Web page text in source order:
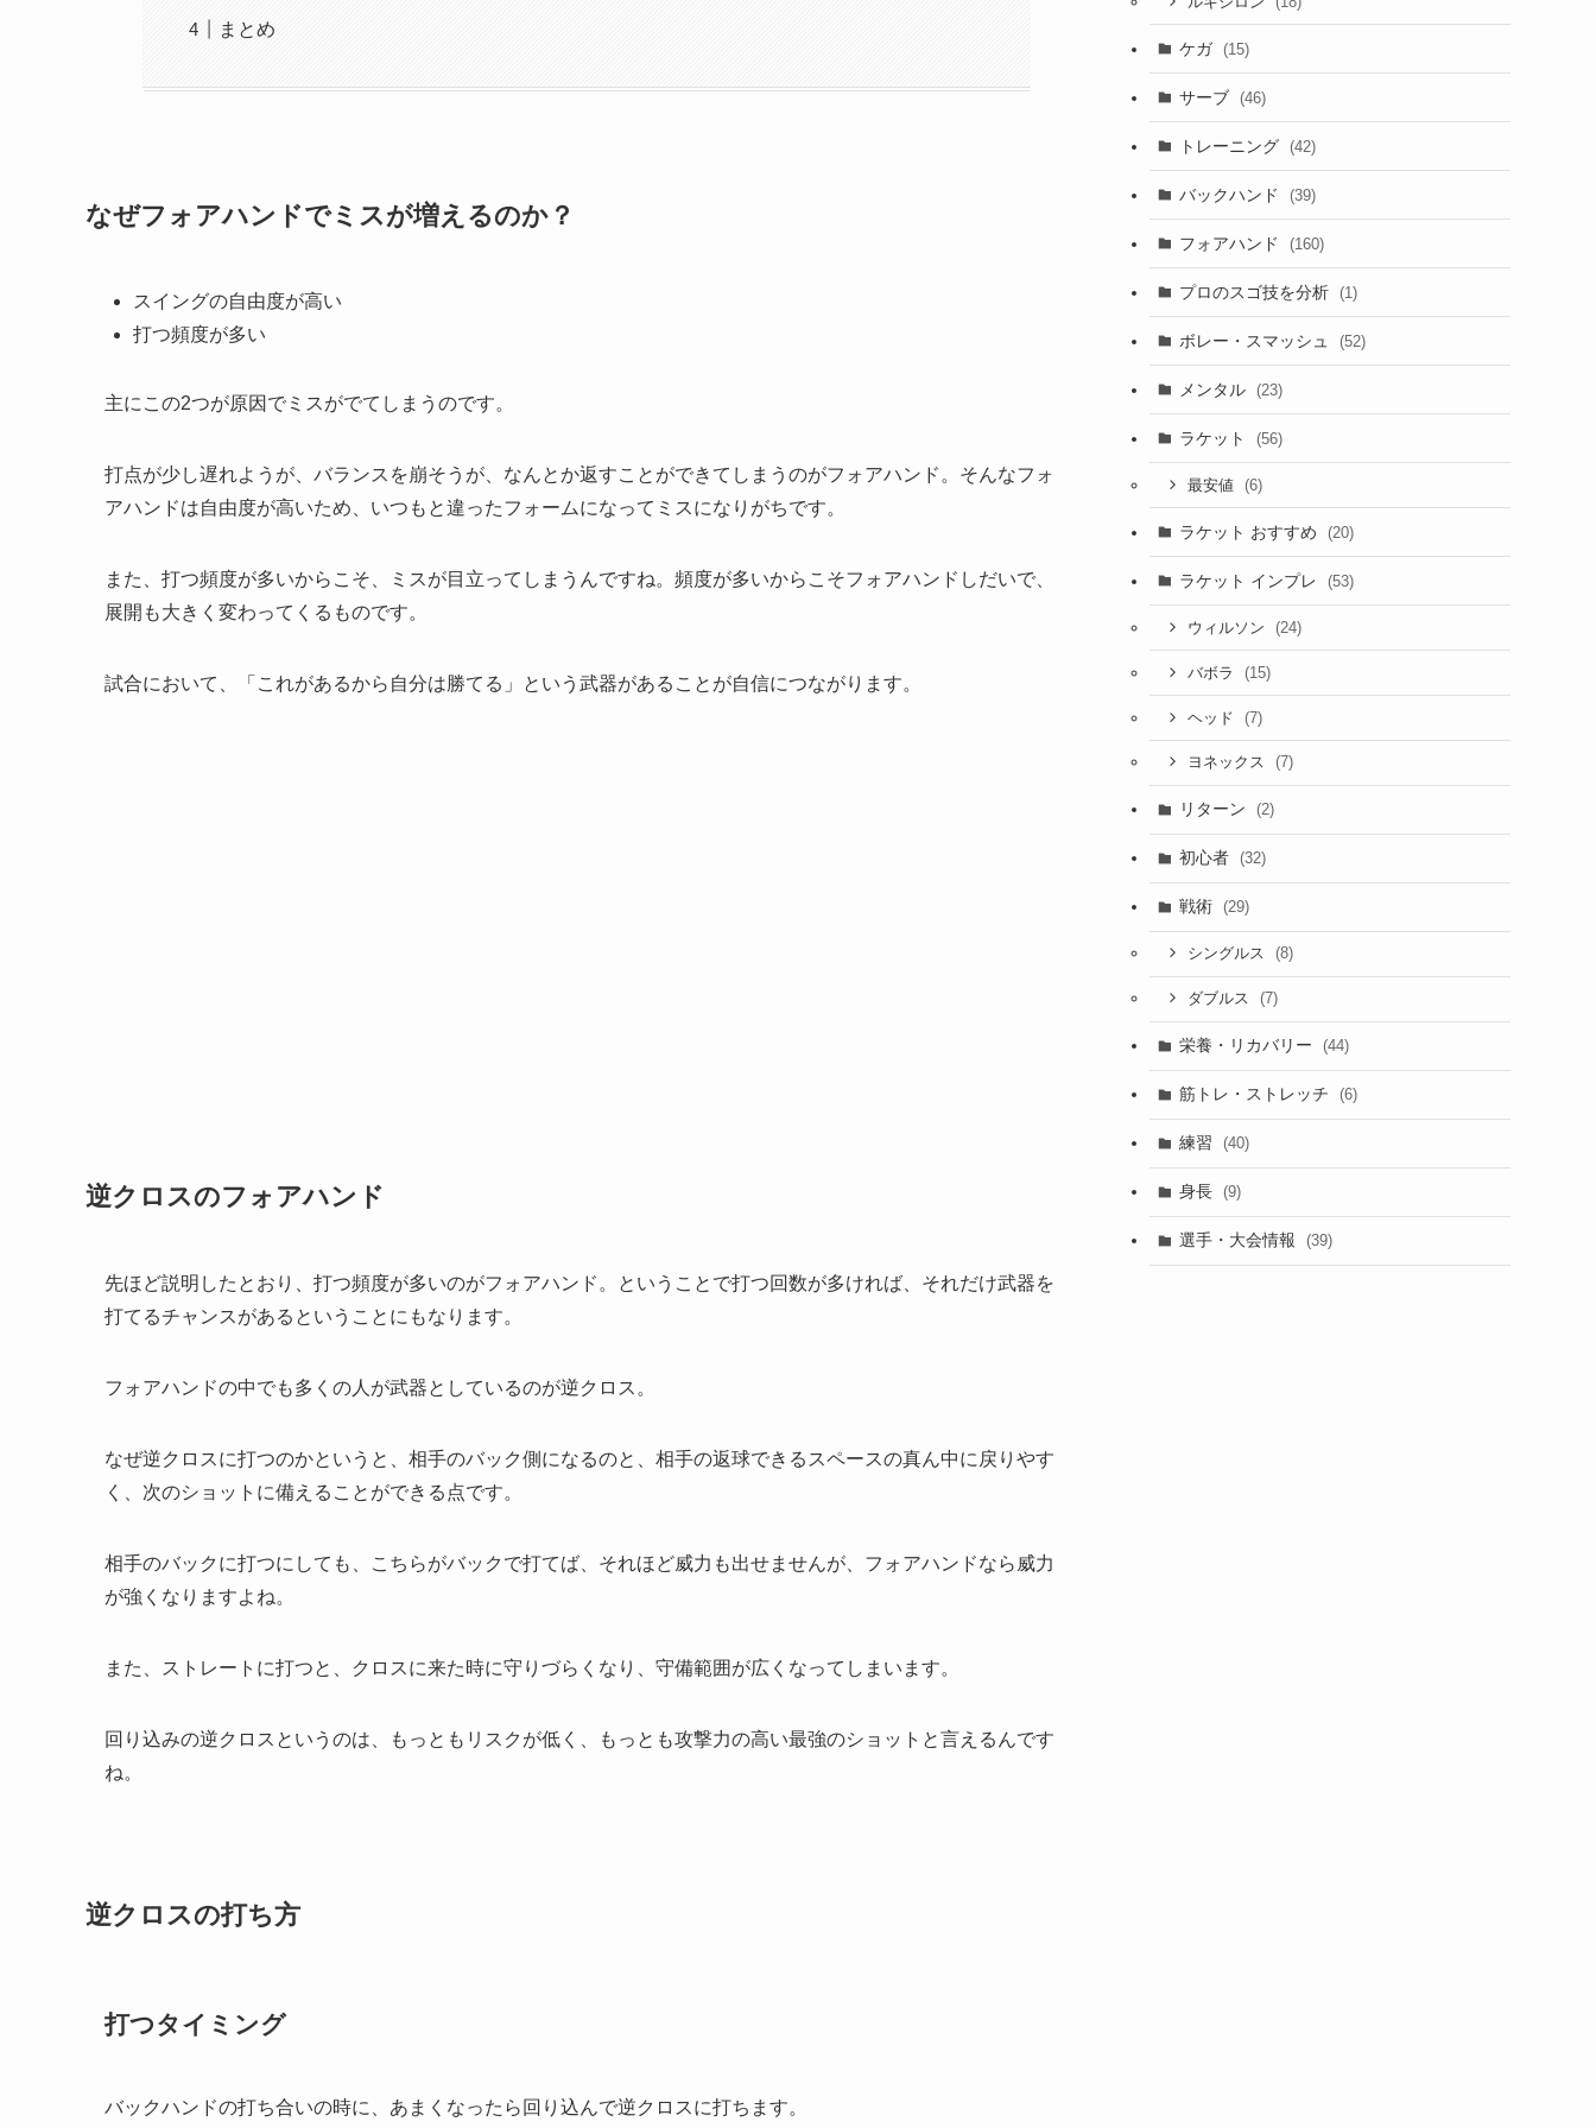
まとめ
なぜフォアハンドでミスが増えるのか？
スイングの自由度が高い
打つ頻度が多い
主にこの2つが原因でミスがでてしまうのです。
打点が少し遅れようが、バランスを崩そうが、なんとか返すことができてしまうのがフォアハンド。そんなフォ
アハンドは自由度が高いため、いつもと違ったフォームになってミスになりがちです。
また、打つ頻度が多いからこそ、ミスが目立ってしまうんですね。頻度が多いからこそフォアハンドしだいで、
展開も大きく変わってくるものです。
試合において、「これがあるから自分は勝てる」という武器があることが自信につながります。
逆クロスのフォアハンド
先ほど説明したとおり、打つ頻度が多いのがフォアハンド。ということで打つ回数が多ければ、それだけ武器を
打てるチャンスがあるということにもなります。
フォアハンドの中でも多くの人が武器としているのが逆クロス。
なぜ逆クロスに打つのかというと、相手のバック側になるのと、相手の返球できるスペースの真ん中に戻りやす
く、次のショットに備えることができる点です。
相手のバックに打つにしても、こちらがバックで打てば、それほど威力も出せませんが、フォアハンドなら威力
が強くなりますよね。
また、ストレートに打つと、クロスに来た時に守りづらくなり、守備範囲が広くなってしまいます。
回り込みの逆クロスというのは、もっともリスクが低く、もっとも攻撃力の高い最強のショットと言えるんです
ね。
逆クロスの打ち方
打つタイミング
バックハンドの打ち合いの時に、あまくなったら回り込んで逆クロスに打ちます。
ケガ (15)
サーブ (46)
トレーニング (42)
バックハンド (39)
フォアハンド (160)
プロのスゴ技を分析 (1)
ボレー・スマッシュ (52)
メンタル (23)
ラケット (56)
最安値 (6)
ラケット おすすめ (20)
ラケット インプレ (53)
ウィルソン (24)
バボラ (15)
ヘッド (7)
ヨネックス (7)
リターン (2)
初心者 (32)
戦術 (29)
シングルス (8)
ダブルス (7)
栄養・リカバリー (44)
筋トレ・ストレッチ (6)
練習 (40)
身長 (9)
選手・大会情報 (39)